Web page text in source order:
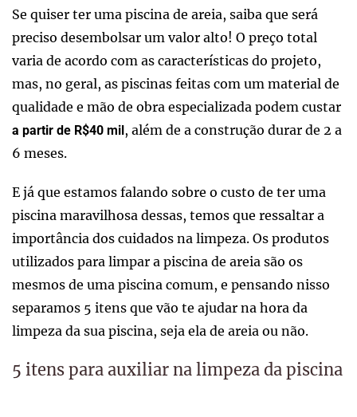
Se quiser ter uma piscina de areia, saiba que será
preciso desembolsar um valor alto! O preço total
varia de acordo com as características do projeto,
mas, no geral, as piscinas feitas com um material de
qualidade e mão de obra especializada podem custar
a partir de R$40 mil , além de a construção durar de 2 a
6 meses.
E já que estamos falando sobre o custo de ter uma
piscina maravilhosa dessas, temos que ressaltar a
importância dos cuidados na limpeza. Os produtos
utilizados para limpar a piscina de areia são os
mesmos de uma piscina comum, e pensando nisso
separamos 5 itens que vão te ajudar na hora da
limpeza da sua piscina, seja ela de areia ou não.
5 itens para auxiliar na limpeza da piscina